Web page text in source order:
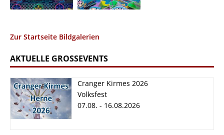
Zur Startseite Bildgalerien
AKTUELLE GROSSEVENTS
Cranger Kirmes 2026
Volksfest
07.08. - 16.08.2026